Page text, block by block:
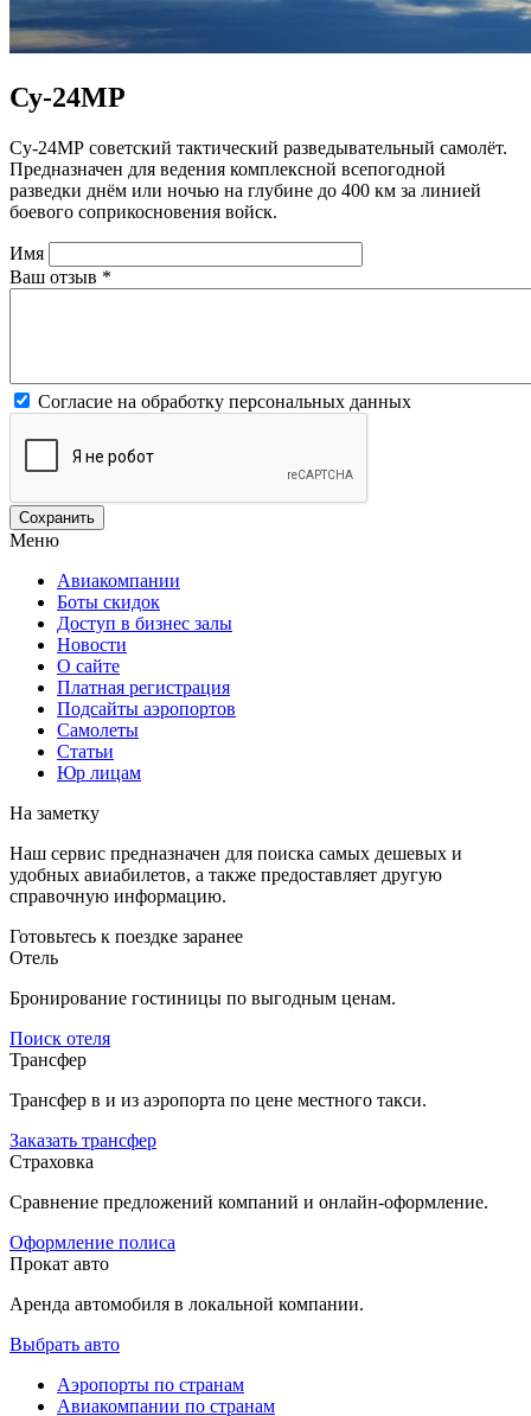
Су-24МР
Су-24МР советский тактический разведывательный самолёт.
Предназначен для ведения комплексной всепогодной
разведки днём или ночью на глубине до 400 км за линией
боевого соприкосновения войск.
Имя
Ваш отзыв *
Согласие на обработку персональных данных
Меню
Авиакомпании
Боты скидок
Доступ в бизнес залы
Новости
О сайте
Платная регистрация
Подсайты аэропортов
Самолеты
Статьи
Юр лицам
На заметку
Наш сервис предназначен для поиска самых дешевых и
удобных авиабилетов, а также предоставляет другую
справочную информацию.
Готовьтесь к поездке заранее
Отель
Бронирование гостиницы по выгодным ценам.
Поиск отеля
Трансфер
Трансфер в и из аэропорта по цене местного такси.
Заказать трансфер
Страховка
Сравнение предложений компаний и онлайн-оформление.
Оформление полиса
Прокат авто
Аренда автомобиля в локальной компании.
Выбрать авто
Аэропорты по странам
Авиакомпании по странам